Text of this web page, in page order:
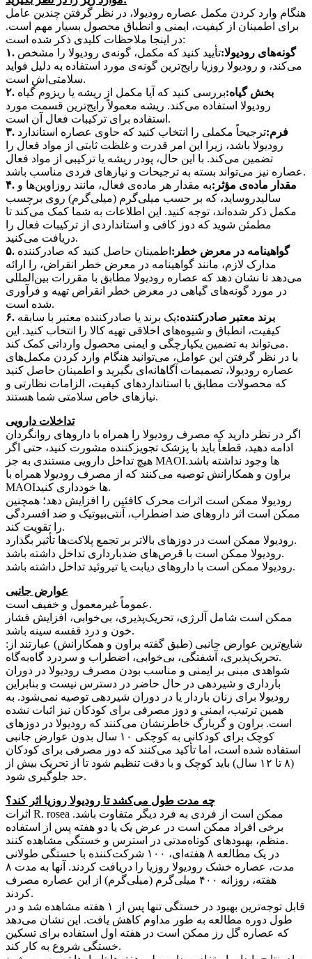
هنگام وارد کردن مکمل عصاره رودیولا، در نظر گرفتن چندین عامل
برای اطمینان از کیفیت، ایمنی و انطباق محصول بسیار مهم است.
در اینجا ملاحظات کلیدی ذکر شده است:
۱. گونه‌های رودیولا:تأیید کنید که مکمل، گونه‌ی رودیولا را مشخص
می‌کند، و رودیولا روزیا رایج‌ترین گونه‌ی مورد استفاده به دلیل فواید
سلامتی‌اش است.
۲. بخش گیاه:بررسی کنید که آیا مکمل از ریشه یا ریزوم گیاه
رودیولا استفاده می‌کند. ریشه معمولاً رایج‌ترین قسمت مورد
استفاده برای ترکیبات فعال آن است.
۳. فرم:ترجیحاً مکملی را انتخاب کنید که حاوی عصاره استاندارد
رودیولا باشد، زیرا این امر قدرت و غلظت ثابتی از مواد فعال را
تضمین می‌کند. با این حال، پودر ریشه یا ترکیبی از مواد فعال
عصاره نیز می‌تواند بسته به ترجیحات و نیازهای فردی مناسب باشد.
۴. مقدار ماده‌ی مؤثر:به مقدار هر ماده‌ی فعال، مانند روزاوین‌ها و
سالیدروساید، که بر حسب میلی‌گرم (میلی‌گرم) روی برچسب
مکمل ذکر شده‌اند، توجه کنید. این اطلاعات به شما کمک می‌کند تا
مطمئن شوید که دوز کافی و استانداردی از ترکیبات فعال را
دریافت می‌کنید.
۵. گواهینامه در معرض خطر: اطمینان حاصل کنید که صادرکننده
مدارک لازم، مانند گواهینامه در معرض خطر انقراض، را ارائه
می‌دهد تا نشان دهد که عصاره رودیولا مطابق با مقررات بین‌المللی
در مورد گونه‌های گیاهی در معرض خطر انقراض تهیه و فرآوری
شده است.
۶. برند معتبر صادرکننده:یک برند یا صادرکننده معتبر با سابقه
کیفیت، انطباق و شیوه‌های اخلاقی تهیه کالا را انتخاب کنید. این
می‌تواند به تضمین یکپارچگی و ایمنی محصول وارداتی کمک کند.
با در نظر گرفتن این عوامل، می‌توانید هنگام وارد کردن مکمل‌های
عصاره رودیولا، تصمیمات آگاهانه‌ای بگیرید و اطمینان حاصل کنید
که محصولات مطابق با استانداردهای کیفیت، الزامات نظارتی و
نیازهای خاص سلامتی شما هستند.
تداخلات دارویی
اگر در نظر دارید که مصرف رودیولا را همراه با داروهای روانگردان
ادامه دهید، قطعاً باید با پزشک تجویزکننده مشورت کنید، حتی اگر
هیچ تداخل دارویی مستندی به جز MAOIها وجود نداشته باشد.
براون و همکارانش توصیه می‌کنند که از مصرف رودیولا همراه با
MAOIها خودداری کنید.
رودیولا ممکن است اثرات محرک کافئین را افزایش دهد؛ همچنین
ممکن است اثر داروهای ضد اضطراب، آنتی‌بیوتیک و ضد افسردگی
را تقویت کند.
رودیولا ممکن است در دوزهای بالاتر بر تجمع پلاکت‌ها تأثیر بگذارد.
رودیولا ممکن است با قرص‌های ضدبارداری تداخل داشته باشد.
رودیولا ممکن است با داروهای دیابت یا تیروئید تداخل داشته باشد.
عوارض جانبی
عموماً غیرمعمول و خفیف است.
ممکن است شامل آلرژی، تحریک‌پذیری، بی‌خوابی، افزایش فشار
خون و درد قفسه سینه باشد.
شایع‌ترین عوارض جانبی (طبق گفته براون و همکارانش) عبارتند از:
تحریک‌پذیری، آشفتگی، بی‌خوابی، اضطراب و سردرد گاه‌به‌گاه.
شواهدی مبنی بر ایمنی و مناسب بودن مصرف رودیولا در دوران
بارداری و شیردهی در حال حاضر در دسترس نیست و بنابراین
رودیولا برای زنان باردار یا در دوران شیردهی توصیه نمی‌شود. به
همین ترتیب، ایمنی و دوز مصرفی برای کودکان نیز اثبات نشده
است. براون و گربارگ خاطرنشان می‌کنند که رودیولا در دوزهای
کوچک برای کودکانی به کوچکی ۱۰ سال بدون عوارض جانبی
استفاده شده است، اما تأکید می‌کنند که دوز مصرفی برای کودکان
(۸ تا ۱۲ سال) باید کوچک و با دقت تنظیم شود تا از تحریک بیش از
حد جلوگیری شود.
چه مدت طول می‌کشد تا رودیولا روزیا اثر کند؟
اثرات R. rosea ممکن است از فردی به فرد دیگر متفاوت باشد.
برخی افراد ممکن است در عرض یک یا دو هفته پس از استفاده
منظم، بهبودهای کوتاه‌مدتی در استرس و خستگی مشاهده کنند.
در یک مطالعه ۸ هفته‌ای، ۱۰۰ شرکت‌کننده با خستگی طولانی
مدت، عصاره خشک رودیولا روزیا را دریافت کردند. آنها به مدت ۸
هفته، روزانه ۴۰۰ میلی‌گرم (میلی‌گرم) از این عصاره مصرف
کردند.
قابل توجه‌ترین بهبود در خستگی تنها پس از ۱ هفته مشاهده شد و در
طول دوره مطالعه به طور مداوم کاهش یافت. این نشان می‌دهد
که عصاره گل رز ممکن است در هفته اول استفاده برای تسکین
خستگی شروع به کار کند.